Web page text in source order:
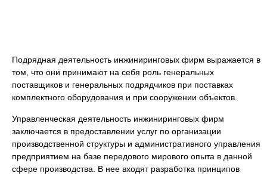
Подрядная деятельность инжиниринговых фирм выражается в
том, что они принимают на себя роль генеральных
поставщиков и генеральных подрядчиков при поставках
комплектного оборудования и при сооружении объектов.
Управленческая деятельность инжиниринговых фирм
заключается в предоставлении услуг по организации
производственной структуры и административного управления
предприятием на базе передового мирового опыта в данной
сфере производства. В нее входят разработка принципов